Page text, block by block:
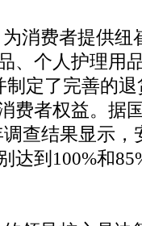
消费者提供纽
、个人护理用
制定了完善的
费者权益。据
调查结果显示，
达到 100%和